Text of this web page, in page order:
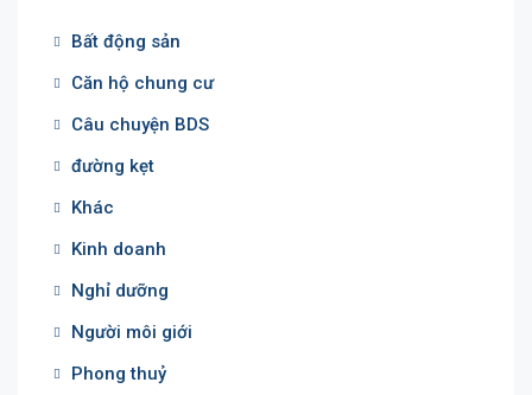
Bất động sản
Căn hộ chung cư
Câu chuyện BDS
đường kẹt
Khác
Kinh doanh
Nghỉ dưỡng
Người môi giới
Phong thuỷ